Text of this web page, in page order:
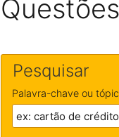
Pesquisar
Palavra-chave ou